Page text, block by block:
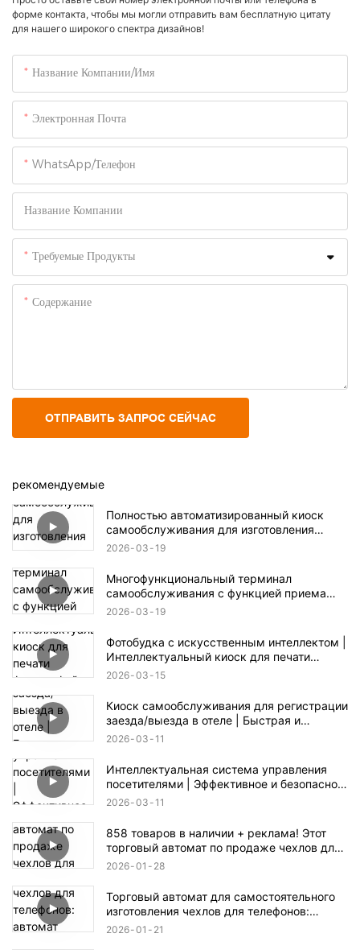
форме контакта, чтобы мы могли отправить вам бесплатную цитату
для нашего широкого спектра дизайнов!
Название Компании/Имя
Электронная Почта
WhatsApp/Телефон
Название Компании
Требуемые Продукты
Содержание
ОТПРАВИТЬ ЗАПРОС СЕЙЧАС
рекомендуемые
Полностью автоматизированный киоск
самообслуживания для изготовления
чехлов для телефонов с индивидуальной
2026 03 19
Многофункциональный терминал
самообслуживания с функцией приема
монет и банкнот.
2026 03 19
Фотобудка с искусственным интеллектом |
Интеллектуальный киоск для печати
фотографий для мероприятий и розничной
2026 03 15
Киоск самообслуживания для регистрации
заезда/выезда в отеле | Быстрая и
бесконтактная регистрация заезда/выезда
2026 03 11
Интеллектуальная система управления
посетителями | Эффективное и безопасное
решение для регистрации
2026 03 11
858 товаров в наличии + реклама! Этот
торговый автомат по продаже чехлов для
телефонов скрывает огромные
2026 01 28
Торговый автомат для самостоятельного
изготовления чехлов для телефонов:
автомат самообслуживания и
2026 01 21